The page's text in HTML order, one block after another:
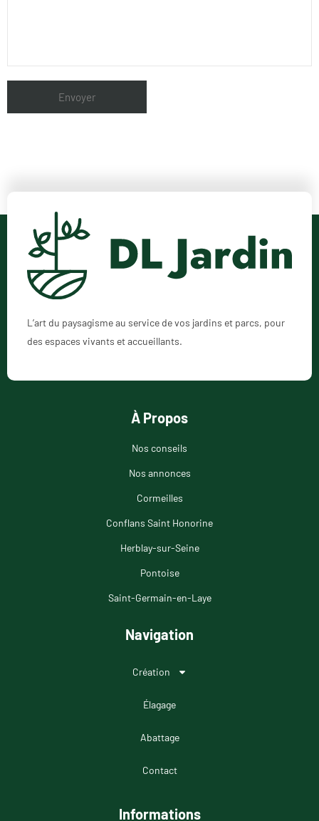
L’art du paysagisme au service de vos jardins et parcs, pour
des espaces vivants et accueillants.
À Propos
Nos conseils
Nos annonces
Cormeilles
Conflans Saint Honorine
Herblay-sur-Seine
Pontoise
Saint-Germain-en-Laye
Navigation
Création
Élagage
Abattage
Contact
Informations